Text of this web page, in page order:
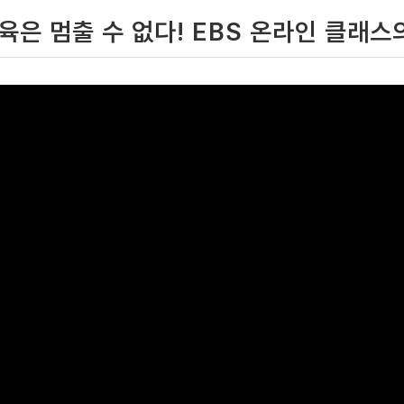
은 멈출 수 없다! EBS 온라인 클래스